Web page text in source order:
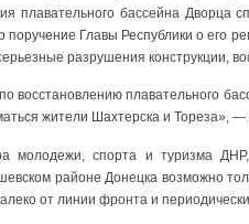
плавательного бассейна Дворца
Главы Республики о его
разрушения конструкции,
восстановлению плавательного
жители Шахтерска и Тореза», —
молодежи, спорта и туризма ДНР,
районе Донецка возможно
от линии фронта и